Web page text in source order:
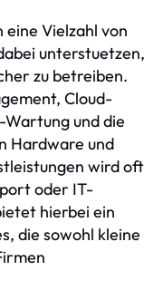
eine Vielzahl von
unterstuetzen,
zu betreiben.
Cloud-
und die
Hardware und
wird oft
oder IT-
hierbei ein
die sowohl kleine